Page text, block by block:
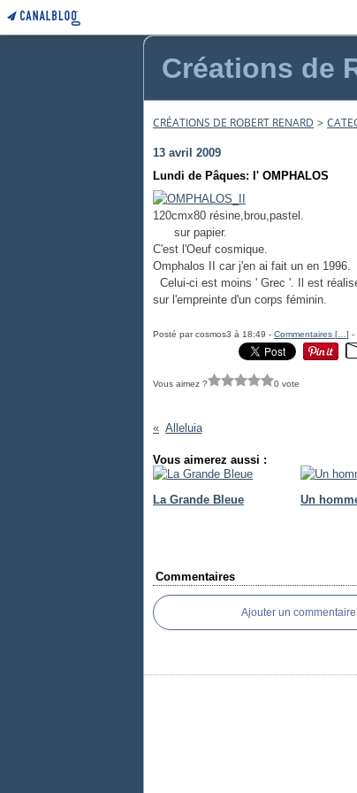
Créations de
CRÉATIONS DE ROBERT RENARD >
13 avril 2009
Lundi de Pâques: l' OMPHALOS
120cmx80 résine,brou,pastel.
sur papier.
C'est l'Oeuf cosmique.
Omphalos II car j'en ai fait un en 1996.
Celui-ci est moins ' Grec '. Il est
sur l'empreinte d'un corps féminin.
Posté par cosmos3 à 18:49 - Commentaires [ ] -
Vous aimez ? 0 vote
Alleluia
Vous aimerez aussi :
La Grande Bleue
Un
Commentaires
Ajouter un commentaire